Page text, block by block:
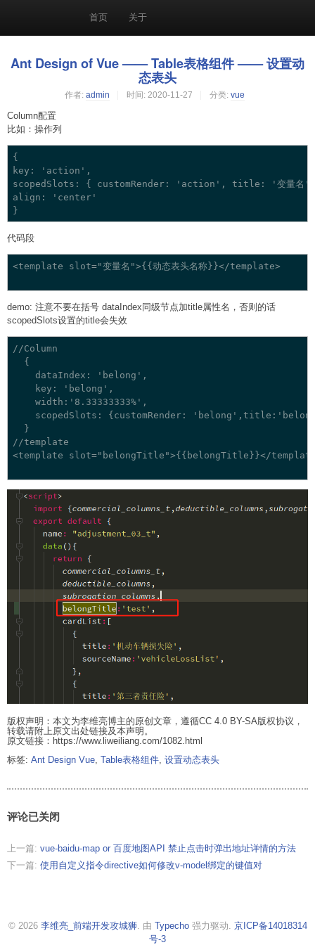
首页 关于
Ant Design of Vue —— Table表格组件 —— 设置动
态表头
作者: admin 时间: 2020-11-27 分类: vue
Column配置
比如：操作列
{
key: 'action',
scopedSlots: { customRender: 'action', title: '变量名
align: 'center'
代码段
<template slot="变量名">{{动态表头名称}}</template>
demo: 注意不要在括号 dataIndex同级节点加title属性名，否则的话
scopedSlots设置的title会失效
//Column
  {
    dataIndex: 'belong',
    key: 'belong',
    width:'8.33333333%',
scopedSlots: {customRender:
  }
//template
<template slot="belongTitle">{{belongTitle}}</
版权声明：本文为李维亮博主的原创文章，遵循CC 4.0 BY-SA版权协议，
转载请附上原文出处链接及本声明。
原文链接：https://www.liweiliang.com/1082.html
标签: Ant Design Vue Table表格组件 设置动态表头
评论已关闭
上一篇: vue-baidu-map or 百度地图API 禁止点击时弹出地址详情的方法
下一篇: 使用自定义指令directive如何修改v-model绑定的键值对
© 2026 李维亮_前端开发攻城狮. 由 Typecho强力驱动. 京ICP备14018314
号-3